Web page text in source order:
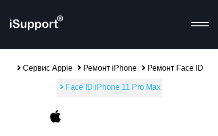
Сервис Apple Ремонт iPhone Ремонт Face ID
Face ID iPhone 11 Pro Max